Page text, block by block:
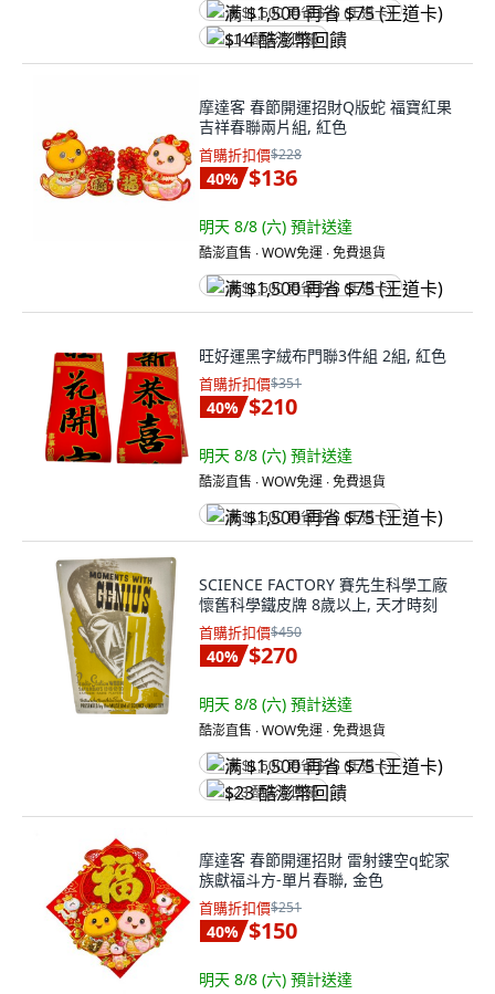
满 $1,500 再省 $75 (王道卡)
$14 酷澎幣回饋
摩達客 春節開運招財Q版蛇 福寶紅果
吉祥春聯兩片組, 紅色
首購折扣價$228
40% $136
明天 8/8 (六) 預計送達
酷澎直售 ∙ WOW免運 ∙ 免費退貨
满 $1,500 再省 $75 (王道卡)
旺好運黑字絨布門聯3件組 2組, 紅色
首購折扣價$351
40% $210
明天 8/8 (六) 預計送達
酷澎直售 ∙ WOW免運 ∙ 免費退貨
满 $1,500 再省 $75 (王道卡)
SCIENCE FACTORY 賽先生科學工廠
懷舊科學鐵皮牌 8歲以上, 天才時刻
首購折扣價$450
40% $270
明天 8/8 (六) 預計送達
酷澎直售 ∙ WOW免運 ∙ 免費退貨
满 $1,500 再省 $75 (王道卡)
$23 酷澎幣回饋
摩達客 春節開運招財 雷射鏤空q蛇家
族獻福斗方-單片春聯, 金色
首購折扣價$251
40% $150
明天 8/8 (六) 預計送達